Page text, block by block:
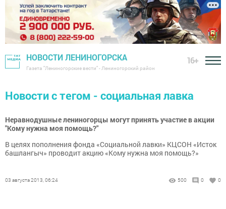
НОВОСТИ ЛЕНИНОГОРСКА
Газета "Лениногорские вести" - Лениногорский район
16+
Новости с тегом - социальная лавка
Неравнодушные лениногорцы могут принять участие в акции
"Кому нужна моя помощь?"
В целях пополнения фонда «Социальной лавки» КЦСОН «Исток
башлангыч» проводит акцию «Кому нужна моя помощь?»
03 августа 2013, 06:24 500 0 0